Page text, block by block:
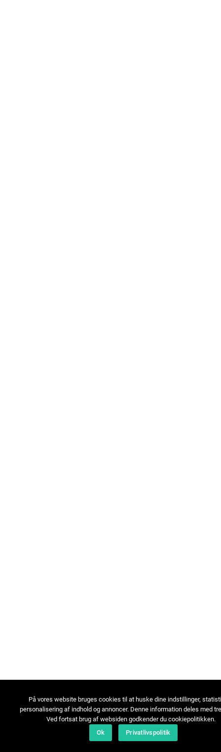
På vores website bruges cookies til at huske dine indstillinger,
personalisering af indhold og annoncer. Denne information deles med
Ved fortsat brug af websiden godkender du cookiepolitikken.
Ok
Privatlivspolitik